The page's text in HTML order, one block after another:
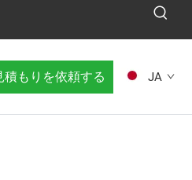
積もりを依頼する JA